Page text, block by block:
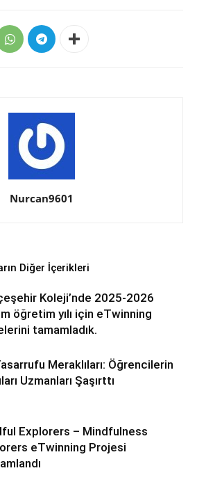
Nurcan9601
Diğer İçerikleri
Koleji’nde 2025-2026
öğretim yılı için eTwinning
tamamladık.
Meraklıları: Öğrencilerin
Uzmanları Şaşırttı
Explorers – Mindfulness
eTwinning Projesi